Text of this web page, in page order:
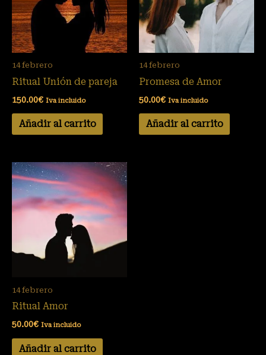
14 febrero
Ritual Unión de pareja
150.00€ Iva incluido
Añadir al carrito
14 febrero
Promesa de Amor
50.00€ Iva incluido
Añadir al carrito
14 febrero
Ritual Amor
50.00€ Iva incluido
Añadir al carrito